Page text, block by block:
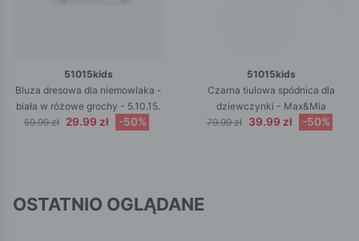
51015kids
Bluza dresowa dla niemowlaka -
biała w różowe grochy - 5.10.15.
59.99 zł 29.99 zł -50%
51015kids
Czarna tiulowa spódnica dla
dziewczynki - Max&Mia
79.99 zł
39.99 zł -50%
OSTATNIO OGLĄDANE